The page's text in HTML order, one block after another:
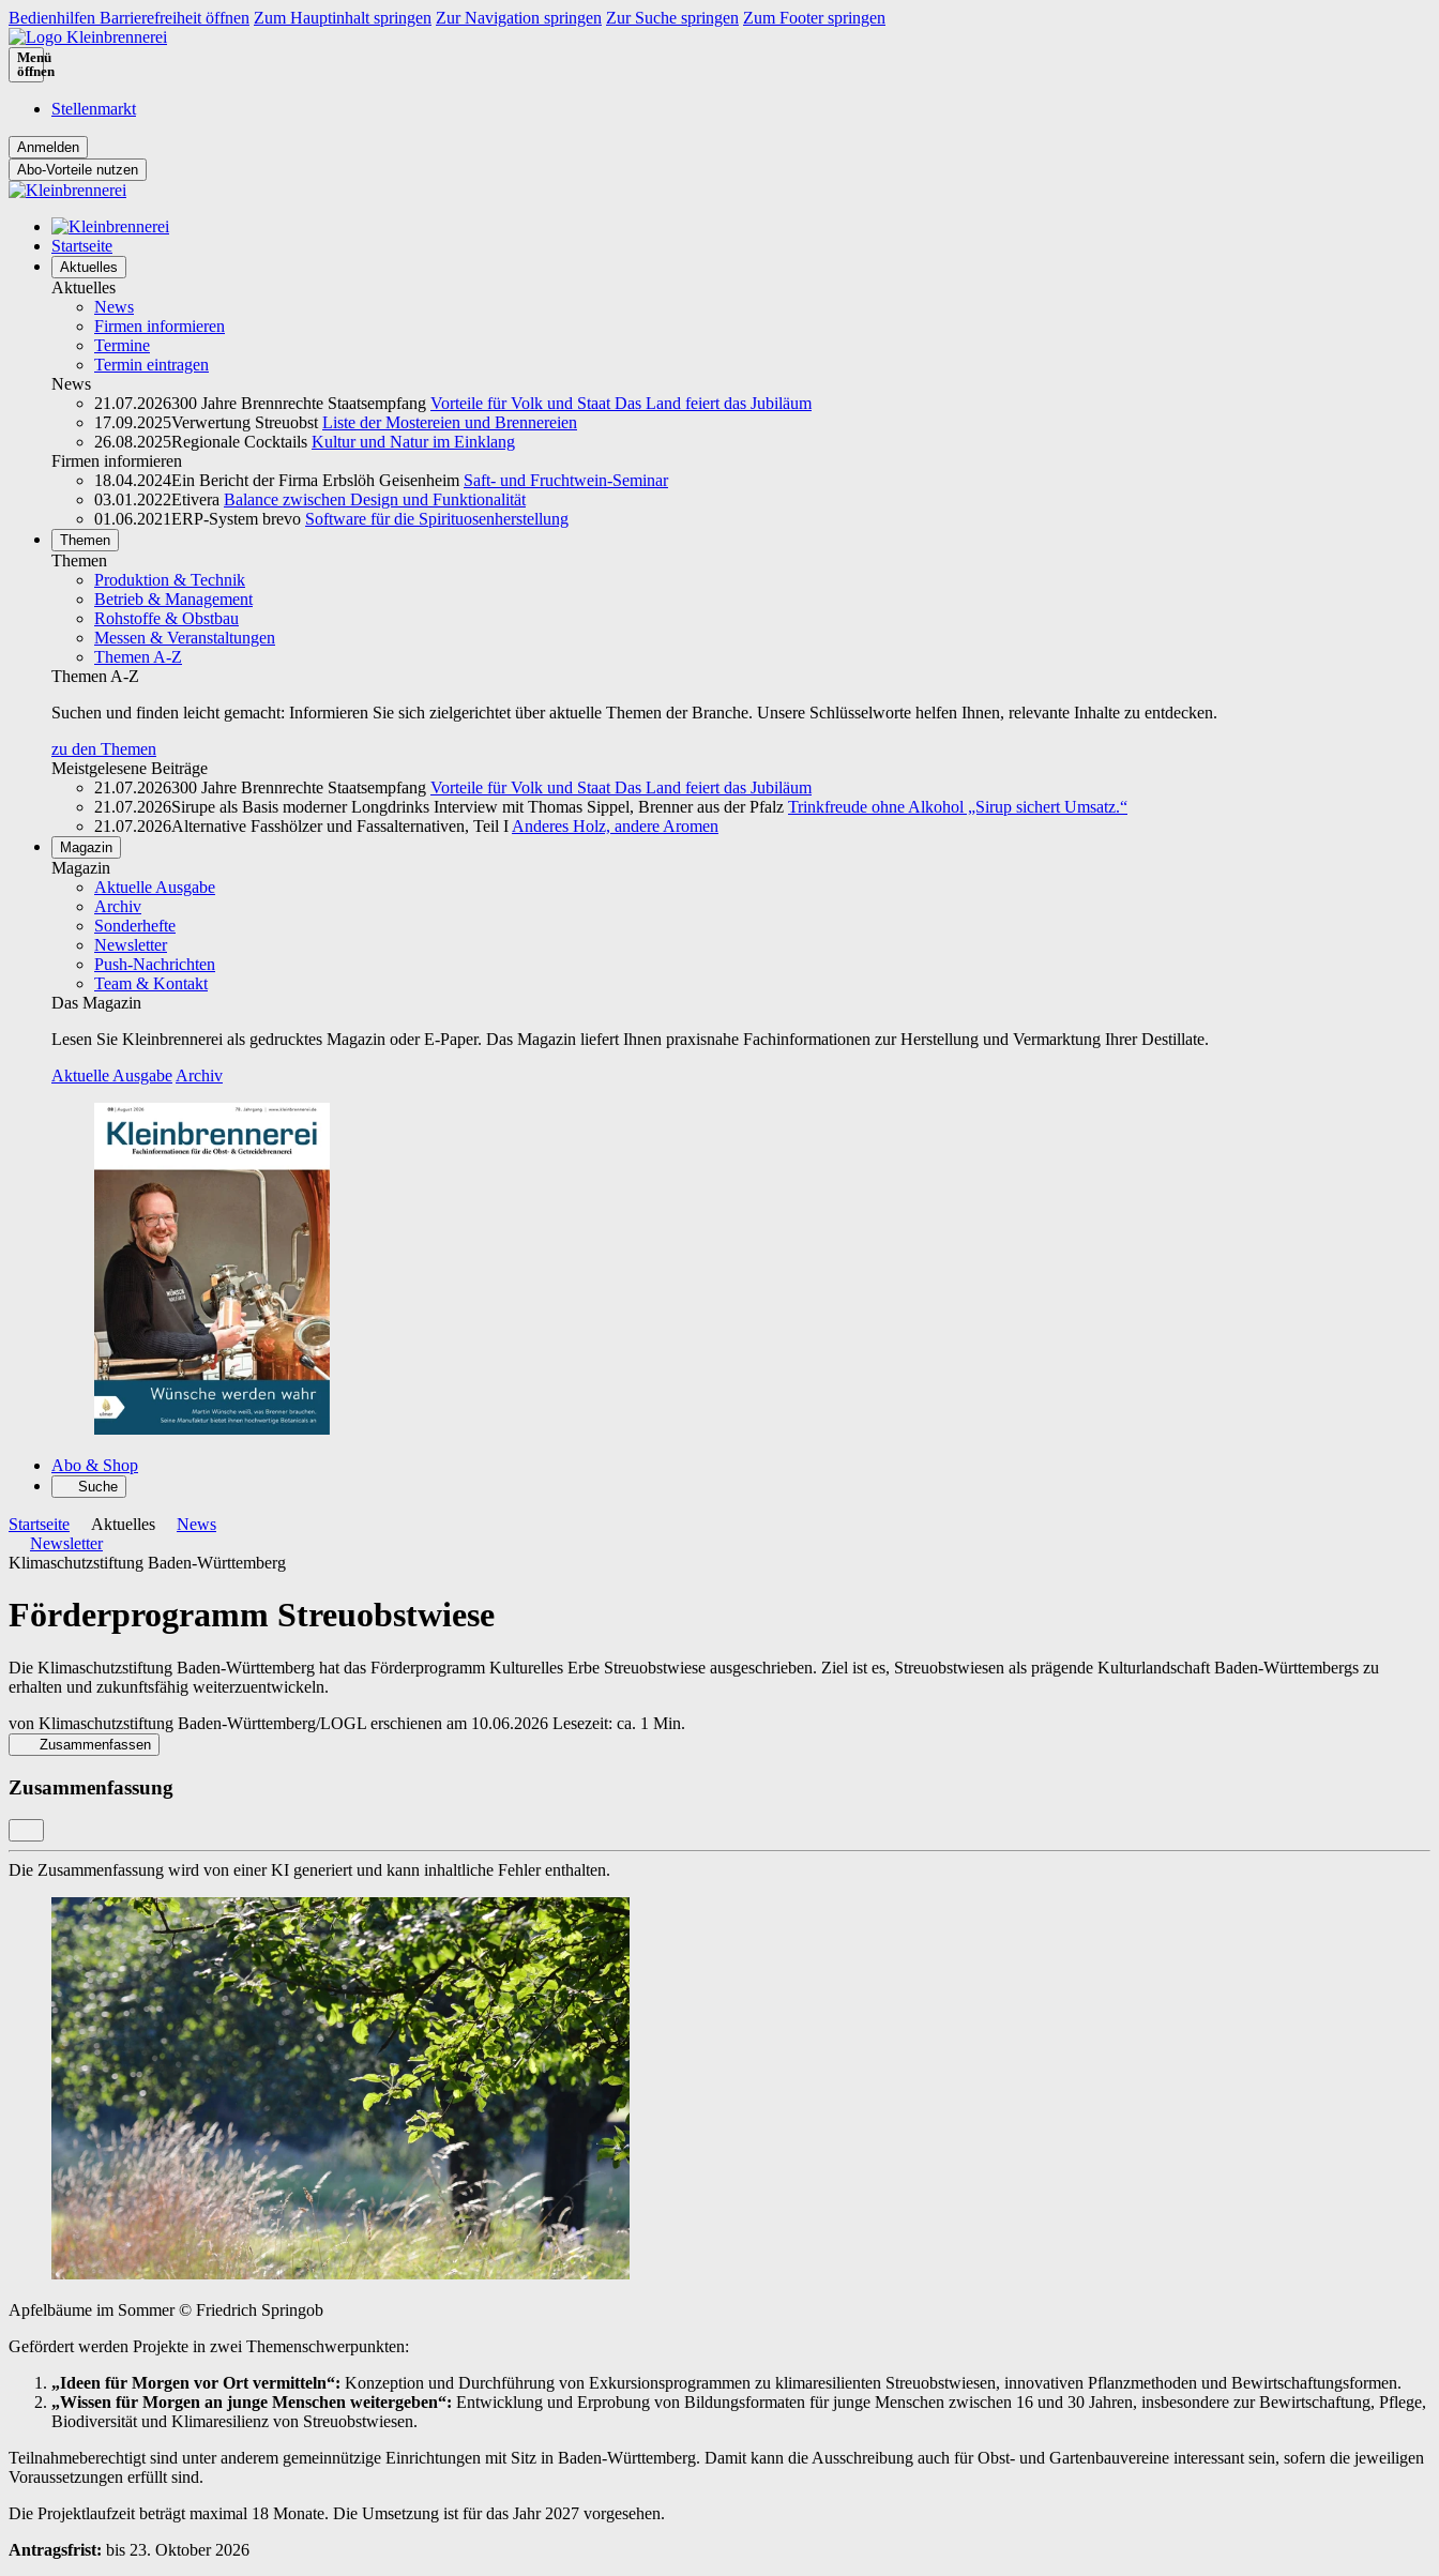
Bedienhilfen Barrierefreiheit öffnen Zum Hauptinhalt springen Zur Navigation springen Zur Suche springen Zum Footer springen
Menü
öffnen
Stellenmarkt
Abo-Vorteile nutzen
Startseite
Aktuelles
Aktuelles
News
Firmen informieren
Termine
Termin eintragen
News
21.07.2026300 Jahre Brennrechte Staatsempfang Vorteile für Volk und Staat Das Land feiert das Jubiläum
17.09.2025Verwertung Streuobst Liste der Mostereien und Brennereien
26.08.2025Regionale Cocktails Kultur und Natur im Einklang
Firmen informieren
18.04.2024Ein Bericht der Firma Erbslöh Geisenheim Saft- und Fruchtwein-Seminar
03.01.2022Etivera Balance zwischen Design und Funktionalität
01.06.2021ERP-System brevo Software für die Spirituosenherstellung
Themen
Themen
Produktion & Technik
Betrieb & Management
Rohstoffe & Obstbau
Messen & Veranstaltungen
Themen A-Z
Themen A-Z
Suchen und finden leicht gemacht: Informieren Sie sich zielgerichtet über aktuelle Themen der Branche. Unsere Schlüsselworte helfen Ihnen, relevante Inhalte zu entdecken.
zu den Themen
Meistgelesene Beiträge
21.07.2026300 Jahre Brennrechte Staatsempfang Vorteile für Volk und Staat Das Land feiert das Jubiläum
21.07.2026Sirupe als Basis moderner Longdrinks Interview mit Thomas Sippel, Brenner aus der Pfalz Trinkfreude ohne Alkohol „Sirup sichert Umsatz.“
21.07.2026Alternative Fasshölzer und Fassalternativen, Teil I Anderes Holz, andere Aromen
Magazin
Magazin
Aktuelle Ausgabe
Archiv
Sonderhefte
Newsletter
Push-Nachrichten
Team & Kontakt
Das Magazin
Lesen Sie Kleinbrennerei als gedrucktes Magazin oder E-Paper. Das Magazin liefert Ihnen praxisnahe Fachinformationen zur Herstellung und Vermarktung Ihrer Destillate.
Aktuelle Ausgabe Archiv
Abo & Shop
Suche
Startseite Aktuelles
News
Newsletter
Klimaschutzstiftung Baden-Württemberg
Förderprogramm Streuobstwiese
Die Klimaschutzstiftung Baden-Württemberg hat das Förderprogramm Kulturelles Erbe Streuobstwiese ausgeschrieben. Ziel ist es, Streuobstwiesen als prägende Kulturlandschaft Baden-Württembergs zu
erhalten und zukunftsfähig weiterzuentwickeln.
von Klimaschutzstiftung Baden-Württemberg/LOGL erschienen am 10.06.2026 Lesezeit: ca. 1 Min.
Zusammenfassen
Zusammenfassung
Die Zusammenfassung wird von einer KI generiert und kann inhaltliche Fehler enthalten.
Apfelbäume im Sommer© Friedrich Springob
Gefördert werden Projekte in zwei Themenschwerpunkten:
„Ideen für Morgen vor Ort vermitteln“: Konzeption und Durchführung von Exkursionsprogrammen zu klimaresilienten Streuobstwiesen, innovativen Pflanzmethoden und Bewirtschaftungsformen.
„Wissen für Morgen an junge Menschen weitergeben“: Entwicklung und Erprobung von Bildungsformaten für junge Menschen zwischen 16 und 30 Jahren, insbesondere zur Bewirtschaftung, Pflege,
Biodiversität und Klimaresilienz von Streuobstwiesen.
Teilnahmeberechtigt sind unter anderem gemeinnützige Einrichtungen mit Sitz in Baden-Württemberg. Damit kann die Ausschreibung auch für Obst- und Gartenbauvereine interessant sein, sofern die jeweiligen
Voraussetzungen erfüllt sind.
Die Projektlaufzeit beträgt maximal 18 Monate. Die Umsetzung ist für das Jahr 2027 vorgesehen.
Antragsfrist: bis 23. Oktober 2026